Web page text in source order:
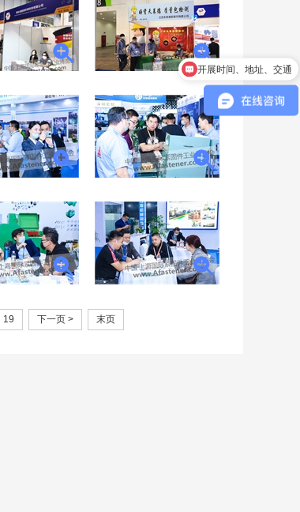
19 下一页 > 末页
开展时间、地址、交通
需要带什么证件